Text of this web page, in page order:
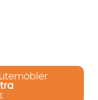
Konversationen